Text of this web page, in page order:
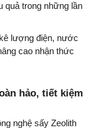
trong những lần
lượng điện, nước
cao nhận thức
hảo, tiết kiệm
nghệ sấy Zeolith